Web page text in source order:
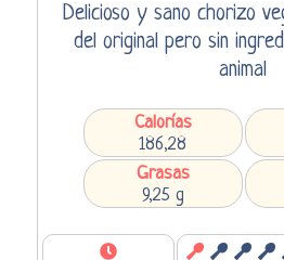
Delicioso y sano chorizo
del original pero sin
animal
Calorías
186,28
Grasas
9,25 g